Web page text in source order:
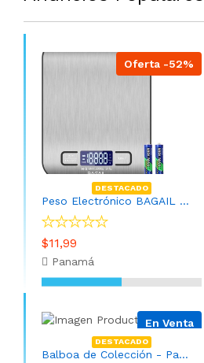
Oferta -52%
DESTACADO
Peso Electrónico BAGAIL - Báscula digital de cocina de acero inoxidable de alta calidad, peso de gramos y onzas para hornear y cocinar
$11,99
Panamá
En Venta
DESTACADO
Balboa de Colección - Panamá año 1982